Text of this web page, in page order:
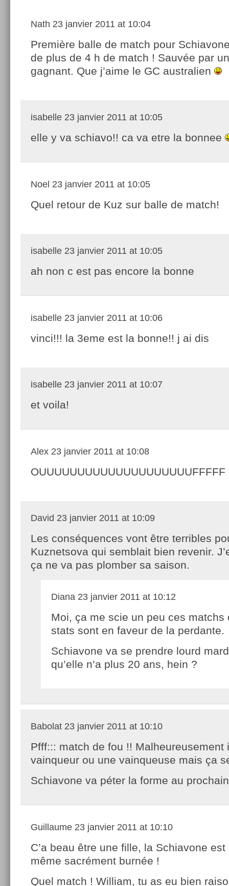
Nath 23 janvier 2011 at 10:04
Première balle de match pour
de plus de 4 h de match ! Sauvée par
gagnant. Que j’aime le GC australien
isabelle 23 janvier 2011 at 10:05
elle y va schiavo!! ca va etre la bonnee
Noel 23 janvier 2011 at 10:05
Quel retour de Kuz sur balle de match!
isabelle 23 janvier 2011 at 10:05
ah non c est pas encore la bonne
isabelle 23 janvier 2011 at 10:06
vinci!!! la 3eme est la bonne!! j ai dis
isabelle 23 janvier 2011 at 10:07
et voila!
Alex 23 janvier 2011 at 10:08
OUUUUUUUUUUUUUUUUUUUUFFFFF
David 23 janvier 2011 at 10:09
Les conséquences vont être terribles
Kuznetsova qui semblait bien revenir.
ça ne va pas plomber sa saison.
Diana 23 janvier 2011 at 10:12
Moi, ça me scie un peu ces matchs
stats sont en faveur de la perdante.
Schiavone va se prendre lourd
qu’elle n’a plus 20 ans, hein ?
Babolat 23 janvier 2011 at 10:10
Pfff::: match de fou !! Malheureusement
vainqueur ou une vainqueuse mais ça
Schiavone va péter la forme au
Guillaume 23 janvier 2011 at 10:10
C’a beau être une fille, la Schiavone est
même sacrément burnée !
Quel match ! William, tu as eu bien